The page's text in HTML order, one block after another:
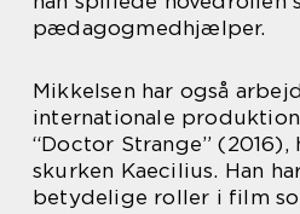
pædagogmedhjælper.
Mikkelsen har også
internationale
“Doctor Strange” (2016),
skurken Kaecilius. Han
betydelige roller i film